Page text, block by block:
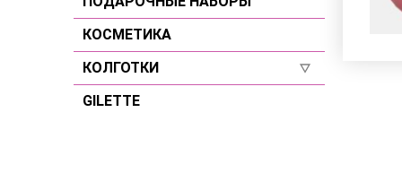
Селективы
Для женщин
Для мужчин
Селективы
КОСМЕТИКА
КОЛГОТКИ
Размер 2
GILETTE